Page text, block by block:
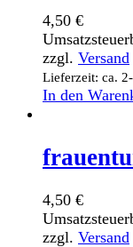
4,50 €
zzgl. Versand
Lieferzeit: ca.
In den
4,50 €
zzgl. Versand